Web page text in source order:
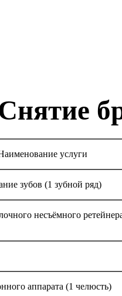
услуги
зубов (1 зубной ряд)
несъёмного
аппарата (1 челюсть)